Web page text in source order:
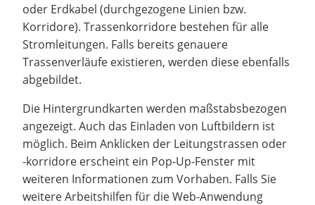
oder Erdkabel (durchgezogene Linien bzw.
Korridore). Trassenkorridore bestehen für alle
Stromleitungen. Falls bereits genauere
Trassenverläufe existieren, werden diese ebenfalls
abgebildet.
Die Hintergrundkarten werden maßstabsbezogen
angezeigt. Auch das Einladen von Luftbildern ist
möglich. Beim Anklicken der Leitungstrassen oder
-korridore erscheint ein Pop-Up-Fenster mit
weiteren Informationen zum Vorhaben. Falls Sie
weitere Arbeitshilfen für die Web-Anwendung